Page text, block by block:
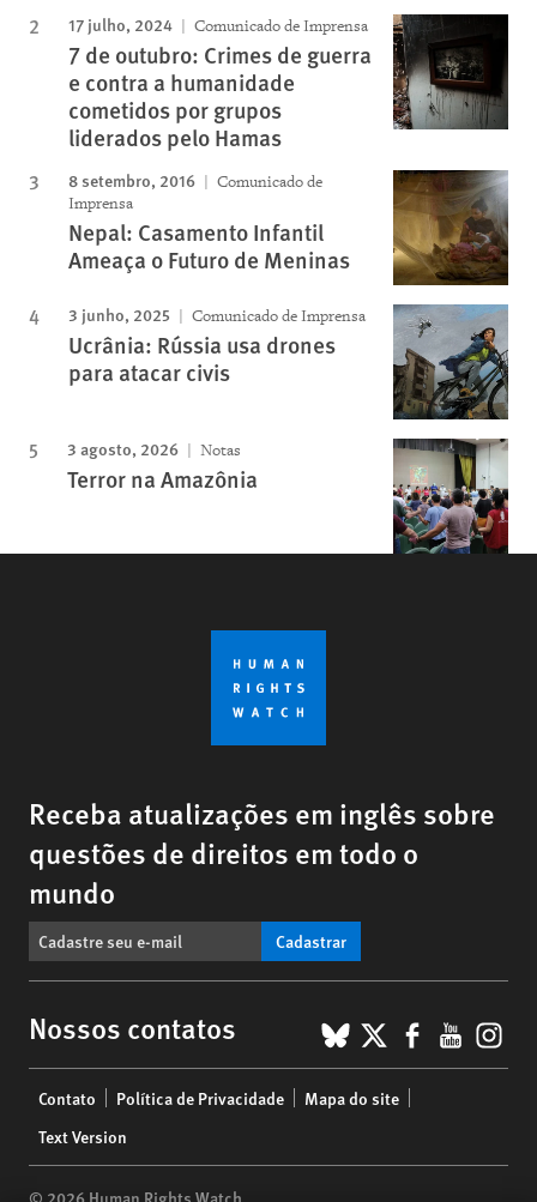
17 julho, 2024 Comunicado de Imprensa
7 de outubro: Crimes de guerra
e contra a humanidade
cometidos por grupos
liderados pelo Hamas
8 setembro, 2016
Comunicado de
Imprensa
Nepal: Casamento Infantil
Ameaça o Futuro de Meninas
3 junho, 2025 Comunicado de Imprensa
Ucrânia: Rússia usa drones
para atacar civis
3 agosto, 2026 Notas
Terror na Amazônia
Receba atualizações em inglês sobre
questões de direitos em todo o
mundo
Cadastrar
Nossos contatos BlueSky
X
menu
Contato Política de Privacidade
Mapa do site
Text Version
© 2026 Human Rights Watch